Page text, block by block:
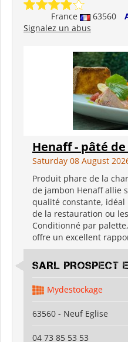
France 63560
Signalez un abus
Henaff - pâté
Saturday 08 August
Produit phare de la
de jambon Henaff allie
qualité constante,
de la restauration ou
Conditionné par
offre un excellent
SARL PROSPECT
Mydestockage
63560 - Neuf Eglise
04 73 85 53 53